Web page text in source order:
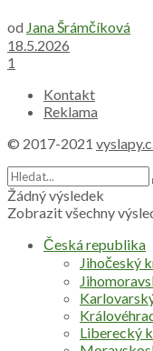
od Jana Šrámčíková
18.5.2026
1
Kontakt
Reklama
© 2017-2021
Žádný výsledek
Zobrazit všechny
Česká republika
Jihočeský
Liberecký